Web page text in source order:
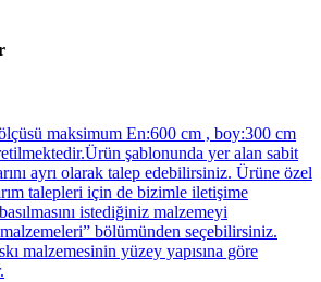
maksimum En:600 cm , boy:300 cm
şablonunda yer alan sabit
ayrı olarak talep edebilirsiniz. Ürüne özel
talepleri için de bizimle iletişime
istediğiniz malzemeyi
bölümünden seçebilirsiniz.
malzemesinin yüzey yapısına göre